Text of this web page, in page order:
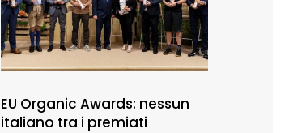
EU Organic Awards: nessun
italiano tra i premiati